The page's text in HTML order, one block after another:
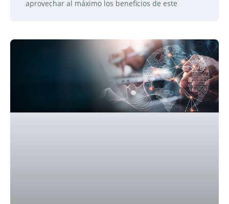
aprovechar al máximo los beneficios de este